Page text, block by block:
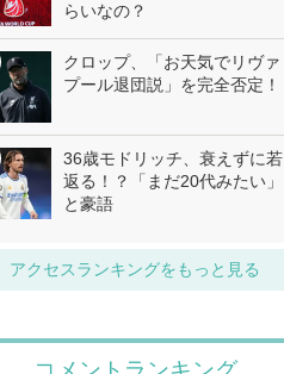
らいなの？
クロップ、「お天気でリヴァ
プール退団説」を完全否定！
36歳モドリッチ、衰えずに若
返る！？「まだ20代みたい」
と豪語
アクセスランキングをもっと見る